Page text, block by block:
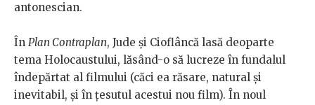
antonescian.
În Plan Contraplan, Jude și Cioflâncă lasă deoparte
tema Holocaustului, lăsând-o să lucreze în fundalul
îndepărtat al filmului (căci ea răsare, natural și
inevitabil, și în țesutul acestui nou film). În noul